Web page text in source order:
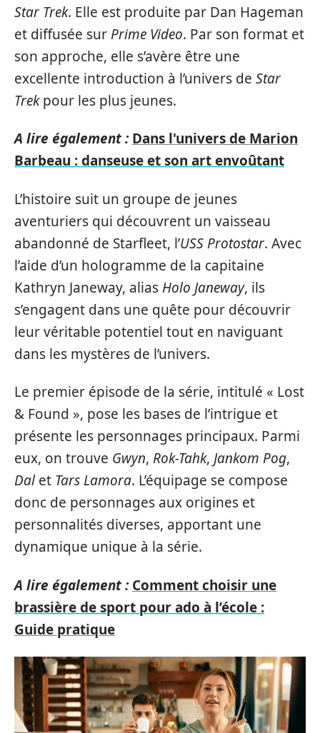
Star Trek. Elle est produite par Dan Hageman
et diffusée surPrime Video. Par son format et
son approche, elle s’avère être une
excellente introduction à l’univers de Star
Trekpour les plus jeunes.
A lire également : Dans l'univers de Marion
Barbeau : danseuse et son art envoûtant
L’histoire suit un groupe de jeunes
aventuriers qui découvrent un vaisseau
abandonné de Starfleet, l’USS Protostar. Avec
l’aide d’un hologramme de la capitaine
Kathryn Janeway, alias Holo Janeway, ils
s’engagent dans une quête pour découvrir
leur véritable potentiel tout en naviguant
dans les mystères de l’univers.
Le premier épisode de la série, intitulé « Lost
& Found », pose les bases de l’intrigue et
présente les personnages principaux. Parmi
eux, on trouve Gwyn, Rok-Tahk, Jankom Pog,
Dalet Tars Lamora. L’équipage se compose
donc de personnages aux origines et
personnalités diverses, apportant une
dynamique unique à la série.
A lire également : Comment choisir une
brassière de sport pour ado à l’école :
Guide pratique